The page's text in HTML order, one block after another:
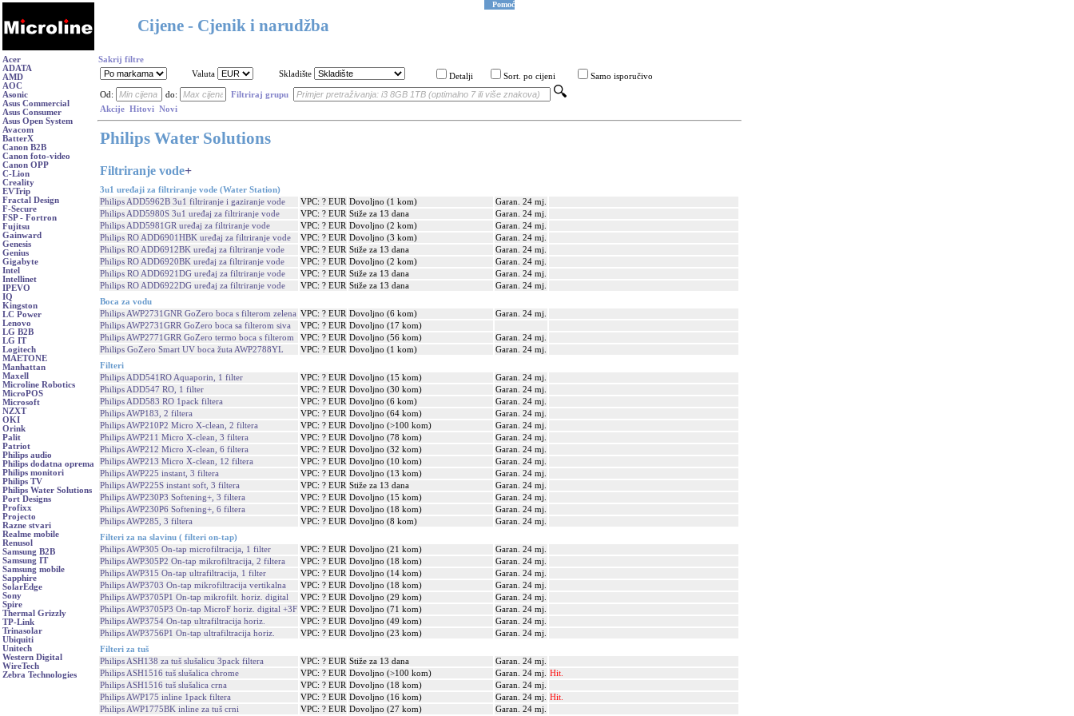
Cijene - Cjenik i narudžba
Pomoć
Acer
ADATA
AMD
AOC
Asonic
Asus Commercial
Asus Consumer
Asus Open System
Avacom
BatterX
Canon B2B
Canon foto-video
Canon OPP
C-Lion
Creality
EVTrip
Fractal Design
F-Secure
FSP - Fortron
Fujitsu
Gainward
Genesis
Genius
Gigabyte
Intel
Intellinet
IPEVO
IQ
Kingston
LC Power
Lenovo
LG B2B
LG IT
Logitech
MAETONE
Manhattan
Maxell
Microline Robotics
MicroPOS
Microsoft
NZXT
OKI
Orink
Palit
Patriot
Philips audio
Philips dodatna oprema
Philips monitori
Philips TV
Philips Water Solutions
Port Designs
Profixx
Projecto
Razne stvari
Realme mobile
Renusol
Samsung B2B
Samsung IT
Samsung mobile
Sapphire
SolarEdge
Sony
Spire
Thermal Grizzly
TP-Link
Trinasolar
Ubiquiti
Unitech
Western Digital
WireTech
Zebra Technologies
Sakrij filtre
Valuta
Skladište Detalji Sort. po cijeni Samo isporučivo
Od: do:
Filtriraj grupu
Akcije Hitovi Novi
Philips Water Solutions
Filtriranje vode+
3u1 uređaji za filtriranje vode (Water Station)
Philips ADD5962B 3u1 filtriranje i gaziranje vode
VPC: ? EUR Dovoljno (1 kom)
Garan. 24 mj.
Philips ADD5980S 3u1 uređaj za filtriranje vode
VPC: ? EUR Stiže za 13 dana
Garan. 24 mj.
Philips ADD5981GR uređaj za filtriranje vode
VPC: ? EUR Dovoljno (2 kom)
Garan. 24 mj.
Philips RO ADD6901HBK uređaj za filtriranje vode
VPC: ? EUR Dovoljno (3 kom)
Garan. 24 mj.
Philips RO ADD6912BK uređaj za filtriranje vode
VPC: ? EUR Stiže za 13 dana
Garan. 24 mj.
Philips RO ADD6920BK uređaj za filtriranje vode
VPC: ? EUR Dovoljno (2 kom)
Garan. 24 mj.
Philips RO ADD6921DG uređaj za filtriranje vode
VPC: ? EUR Stiže za 13 dana
Garan. 24 mj.
Philips RO ADD6922DG uređaj za filtriranje vode
VPC: ? EUR Stiže za 13 dana
Garan. 24 mj.
Boca za vodu
Philips AWP2731GNR GoZero boca s filterom zelena VPC: ? EUR Dovoljno (6 kom)
Garan. 24 mj.
Philips AWP2731GRR GoZero boca sa filterom siva
VPC: ? EUR Dovoljno (17 kom)
Philips AWP2771GRR GoZero termo boca s filterom
VPC: ? EUR Dovoljno (56 kom)
Garan. 24 mj.
Philips GoZero Smart UV boca žuta AWP2788YL
VPC: ? EUR Dovoljno (1 kom)
Garan. 24 mj.
Filteri
Philips ADD541RO Aquaporin, 1 filter
VPC: ? EUR Dovoljno (15 kom)
Garan. 24 mj.
Philips ADD547 RO, 1 filter
VPC: ? EUR Dovoljno (30 kom)
Garan. 24 mj.
Philips ADD583 RO 1pack filtera
VPC: ? EUR Dovoljno (6 kom)
Garan. 24 mj.
Philips AWP183, 2 filtera
VPC: ? EUR Dovoljno (64 kom)
Garan. 24 mj.
Philips AWP210P2 Micro X-clean, 2 filtera
VPC: ? EUR Dovoljno (>100 kom)
Garan. 24 mj.
Philips AWP211 Micro X-clean, 3 filtera
VPC: ? EUR Dovoljno (78 kom)
Garan. 24 mj.
Philips AWP212 Micro X-clean, 6 filtera
VPC: ? EUR Dovoljno (32 kom)
Garan. 24 mj.
Philips AWP213 Micro X-clean, 12 filtera
VPC: ? EUR Dovoljno (10 kom)
Garan. 24 mj.
Philips AWP225 instant, 3 filtera
VPC: ? EUR Dovoljno (13 kom)
Garan. 24 mj.
Philips AWP225S instant soft, 3 filtera
VPC: ? EUR Stiže za 13 dana
Garan. 24 mj.
Philips AWP230P3 Softening+, 3 filtera
VPC: ? EUR Dovoljno (15 kom)
Garan. 24 mj.
Philips AWP230P6 Softening+, 6 filtera
VPC: ? EUR Dovoljno (18 kom)
Garan. 24 mj.
Philips AWP285, 3 filtera
VPC: ? EUR Dovoljno (8 kom)
Garan. 24 mj.
Filteri za na slavinu ( filteri on-tap)
Philips AWP305 On-tap microfiltracija, 1 filter
VPC: ? EUR Dovoljno (21 kom)
Garan. 24 mj.
Philips AWP305P2 On-tap mikrofiltracija, 2 filtera
VPC: ? EUR Dovoljno (18 kom)
Garan. 24 mj.
Philips AWP315 On-tap ultrafiltracija, 1 filter
VPC: ? EUR Dovoljno (14 kom)
Garan. 24 mj.
Philips AWP3703 On-tap mikrofiltracija vertikalna
VPC: ? EUR Dovoljno (18 kom)
Garan. 24 mj.
Philips AWP3705P1 On-tap mikrofilt. horiz. digital
VPC: ? EUR Dovoljno (29 kom)
Garan. 24 mj.
Philips AWP3705P3 On-tap MicroF horiz. digital +3F VPC: ? EUR Dovoljno (71 kom)
Garan. 24 mj.
Philips AWP3754 On-tap ultrafiltracija horiz.
VPC: ? EUR Dovoljno (49 kom)
Garan. 24 mj.
Philips AWP3756P1 On-tap ultrafiltracija horiz.
VPC: ? EUR Dovoljno (23 kom)
Garan. 24 mj.
Filteri za tuš
Philips ASH138 za tuš slušalicu 3pack filtera
VPC: ? EUR Stiže za 13 dana
Garan. 24 mj.
Philips ASH1516 tuš slušalica chrome
VPC: ? EUR Dovoljno (>100 kom) Garan. 24 mj.
Hit.
Philips ASH1516 tuš slušalica crna
VPC: ? EUR Dovoljno (18 kom)
Garan. 24 mj.
Philips AWP175 inline 1pack filtera
VPC: ? EUR Dovoljno (16 kom) Garan. 24 mj.
Hit.
Philips AWP1775BK inline za tuš crni
VPC: ? EUR Dovoljno (27 kom)
Garan. 24 mj.